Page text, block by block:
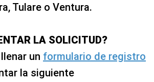
Tulare o Ventura.
LA SOLICITUD?
un formulario de registro
la siguiente